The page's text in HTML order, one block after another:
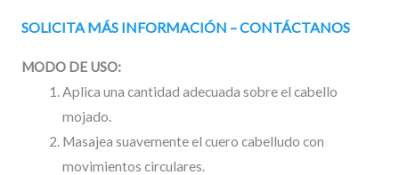
SOLICITA MÁS INFORMACIÓN – CONTÁCTANOS
MODO DE USO:
Aplica una cantidad adecuada sobre el cabello
mojado.
Masajea suavemente el cuero cabelludo con
movimientos circulares.